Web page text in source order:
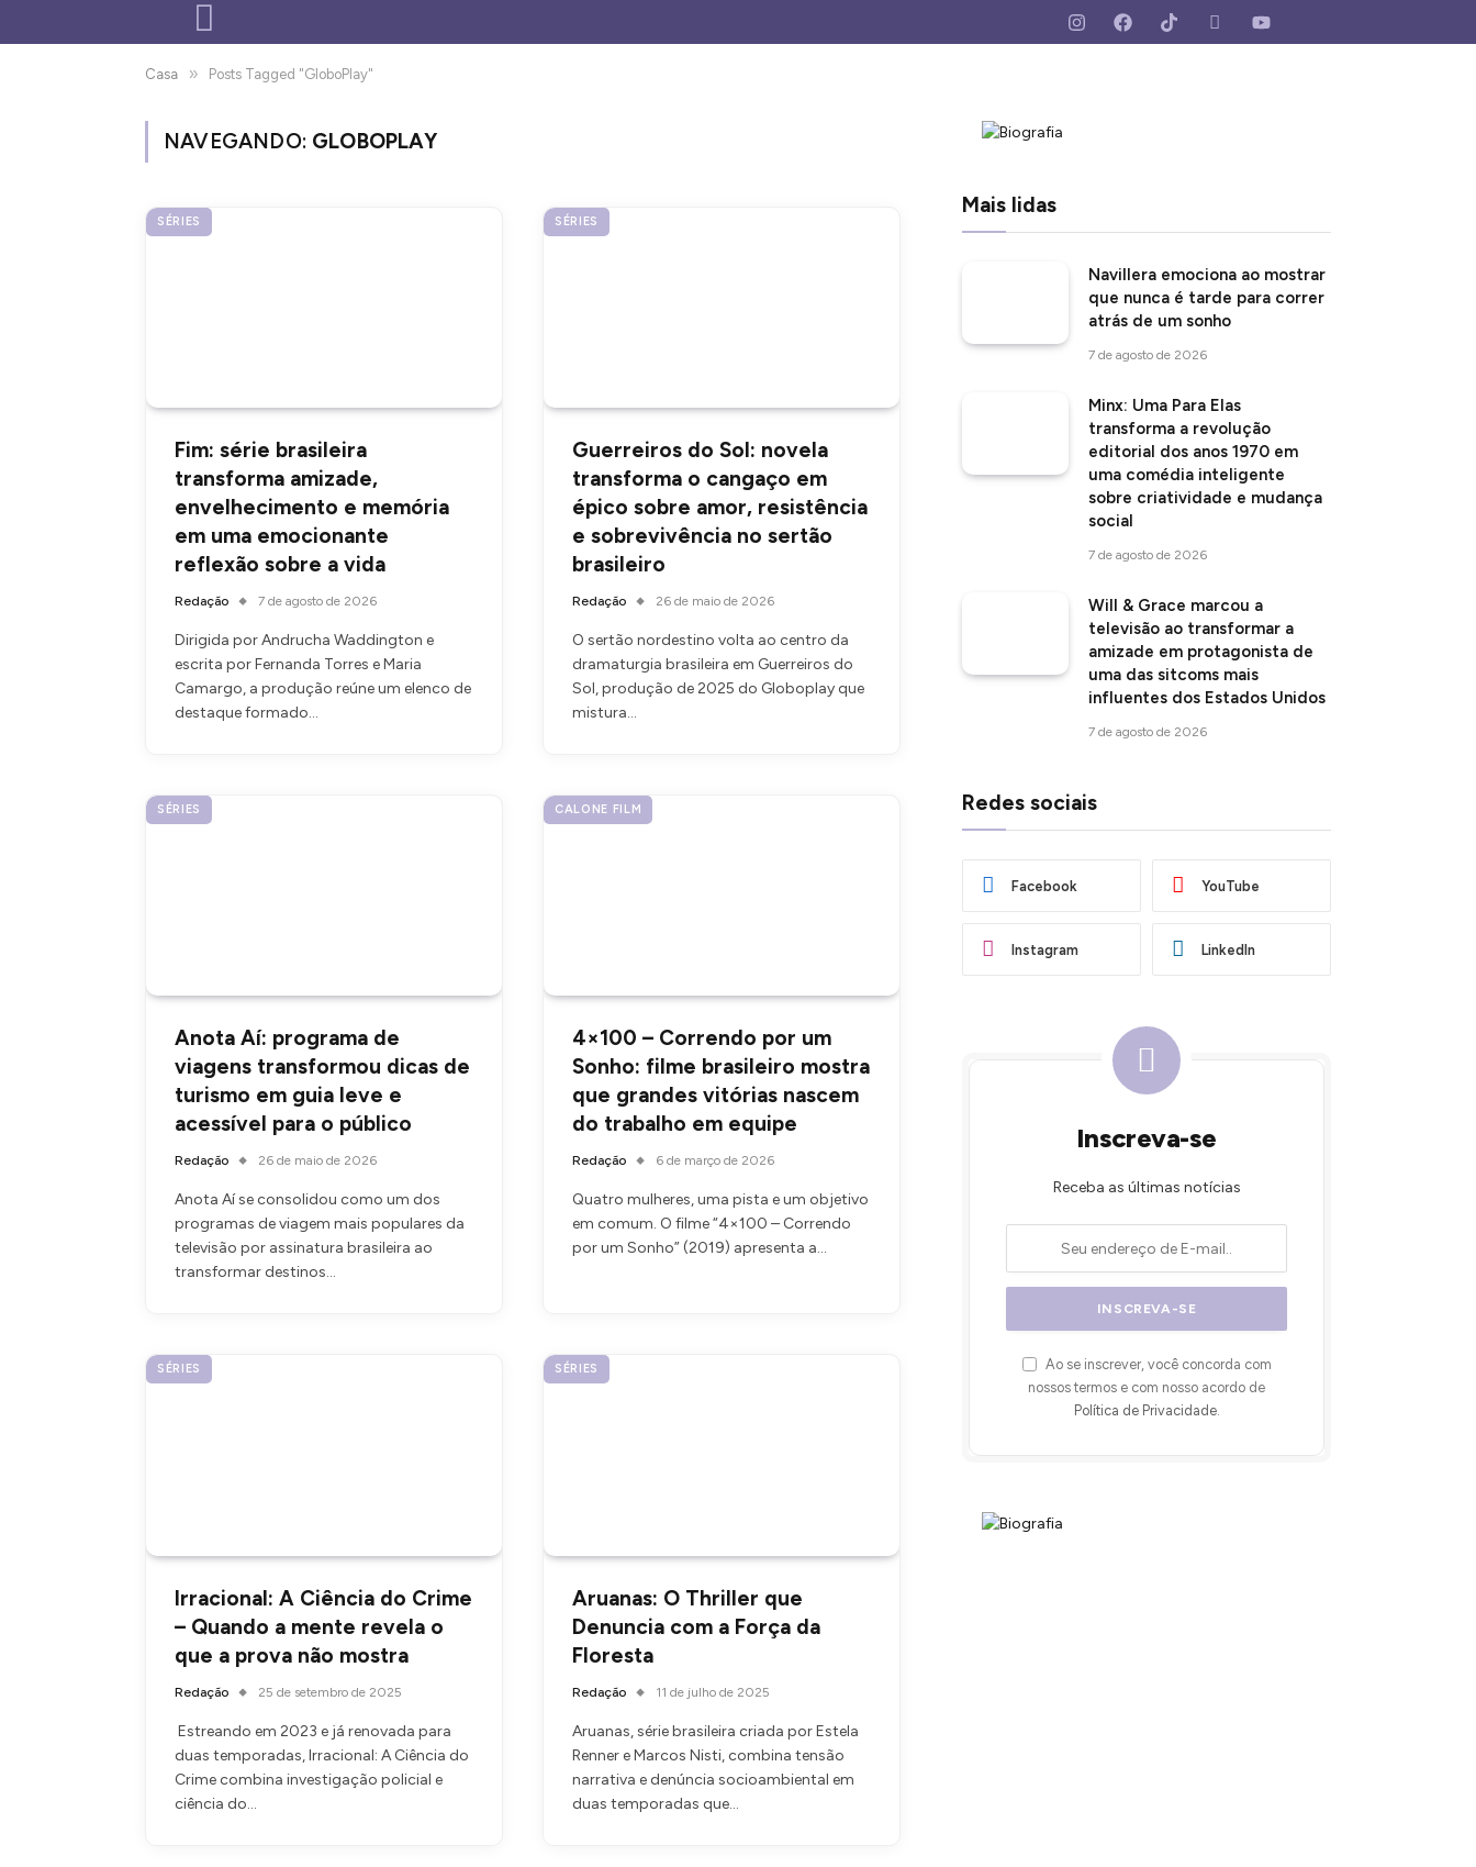
Casa » Posts Tagged "GloboPlay"
NAVEGANDO: GLOBOPLAY
SÉRIES
Fim: série brasileira
transforma amizade,
envelhecimento e memória
em uma emocionante
reflexão sobre a vida
Redação 7 de agosto de 2026
Dirigida por Andrucha Waddington e
escrita por Fernanda Torres e Maria
Camargo, a produção reúne um elenco de
destaque formado…
SÉRIES
Guerreiros do Sol: novela
transforma o cangaço em
épico sobre amor, resistência
e sobrevivência no sertão
brasileiro
Redação 26 de maio de 2026
O sertão nordestino volta ao centro da
dramaturgia brasileira em Guerreiros do
Sol, produção de 2025 do Globoplay que
mistura…
SÉRIES
Anota Aí: programa de
viagens transformou dicas de
turismo em guia leve e
acessível para o público
Redação 26 de maio de 2026
Anota Aí se consolidou como um dos
programas de viagem mais populares da
televisão por assinatura brasileira ao
transformar destinos…
CALONE FILM
4×100 – Correndo por um
Sonho: filme brasileiro mostra
que grandes vitórias nascem
do trabalho em equipe
Redação 6 de março de 2026
Quatro mulheres, uma pista e um objetivo
em comum. O filme “4×100 – Correndo
por um Sonho” (2019) apresenta a…
SÉRIES
Irracional: A Ciência do Crime
– Quando a mente revela o
que a prova não mostra
Redação 25 de setembro de 2025
Estreando em 2023 e já renovada para
duas temporadas, Irracional: A Ciência do
Crime combina investigação policial e
ciência do…
SÉRIES
Aruanas: O Thriller que
Denuncia com a Força da
Floresta
Redação 11 de julho de 2025
Aruanas, série brasileira criada por Estela
Renner e Marcos Nisti, combina tensão
narrativa e denúncia socioambiental em
duas temporadas que…
Mais lidas
Navillera emociona ao mostrar
que nunca é tarde para correr
atrás de um sonho
7 de agosto de 2026
Minx: Uma Para Elas
transforma a revolução
editorial dos anos 1970 em
uma comédia inteligente
sobre criatividade e mudança
social
7 de agosto de 2026
Will & Grace marcou a
televisão ao transformar a
amizade em protagonista de
uma das sitcoms mais
influentes dos Estados Unidos
7 de agosto de 2026
Redes sociais
Facebook YouTube
Instagram LinkedIn
Inscreva-se
Receba as últimas notícias
Ao se inscrever, você concorda com
nossos termos e com nosso acordo de
Política de Privacidade.